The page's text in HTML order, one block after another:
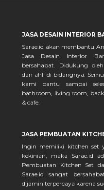
JASA DESAIN INTERIOR
Sarae.id akan membantu
Jasa Desain Interior
bersahabat. Didukung
dan ahli di bidangnya.
kami bantu sampai
bathroom, living room,
& cafe.
JASA PEMBUATAN
Ingin memiliki kitchen set
kekinian, maka Sarae.id
Pembuatan Kitchen Set
Sarae.id sangat
dijamin terpercaya karena